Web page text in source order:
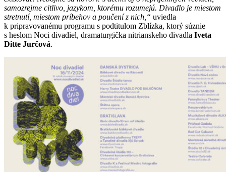
samozrejme citlivo, jazykom, ktorému rozumejú. Divadlo je miestom
stretnutí, miestom príbehov a poučení z nich,“ uviedla
k pripravovanému programu s podtitulom Zblízka, ktorý súznie
s heslom Noci divadiel, dramaturgička nitrianskeho divadla Iveta
Ditte Jurčová.